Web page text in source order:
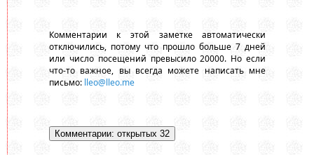
Комментарии к этой заметке автоматически
отключились, потому что прошло больше 7 дней
или число посещений превысило 20000. Но если
что-то важное, вы всегда можете написать мне
письмо: lleo@lleo.me